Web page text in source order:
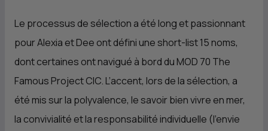
Le processus de sélection a été long et passionnant
pour Alexia et Dee ont défini une short-list 15 noms,
dont certaines ont navigué à bord du MOD 70 The
Famous ProjectCIC. L’accent, lors de la sélection, a
été mis sur la polyvalence, le savoir bien vivre en mer,
la convivialité et la responsabilité individuelle (l’envie